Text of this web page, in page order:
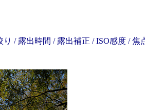
/ 露出時間 / 露出補正 / ISO感度 / 焦